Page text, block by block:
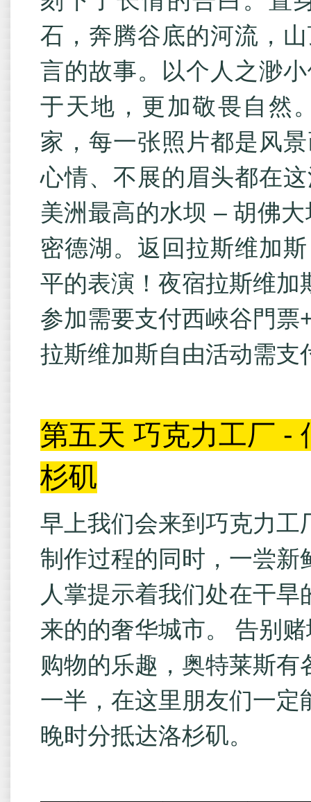
石，奔腾谷底的河流，
言的故事。以个人之渺
于天地，更加敬畏自然
家，每一张照片都是风
心情、不展的眉头都在
美洲最高的水坝 – 胡佛
密德湖。返回拉斯维加
平的表演！夜宿拉斯维加
参加需要支付西峽谷門票
拉斯维加斯自由活动需支
第五天 巧克力工厂 -
杉矶
早上我们会来到巧克力工
制作过程的同时，一尝新
人掌提示着我们处在干
来的的奢华城市。 告别
购物的乐趣，奥特莱斯
一半，在这里朋友们一
晚时分抵达洛杉矶。